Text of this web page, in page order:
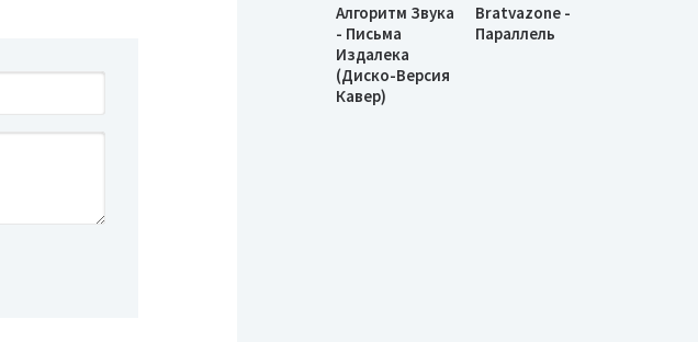
Алгоритм Звука
- Письма
Издалека
(Диско-Версия
Кавер)
Bratvazone -
Параллель